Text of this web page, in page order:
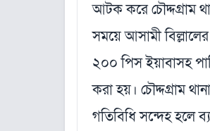
আটক করে চৌদ্দগ্রাম
সময়ে আসামী
২০০ পিস ইয়াবাসহ
করা হয়। চৌদ্দগ্রাম
গতিবিধি সন্দেহ হলে